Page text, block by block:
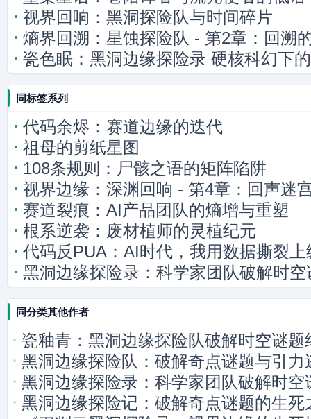
视界回响：黑洞探险队与时间碎片
熵界回溯：星蚀探险队 - 第2章：回溯
瓷色眠：黑洞边缘探险录 硬核科幻下
同标签系列
代码余烬：赛道边缘的迭代
祖母的剪纸星图
108条规则：尸骸之语的矩阵陷阱
视界边缘：深渊回响 - 第4章：回声迷
赛道裂痕：AI产品团队的熵增与重塑
根系逆袭：废材植师的灵植纪元
代码反PUA：AI时代，我用数据撕裂上
有3招！
黑洞边缘探险录：科学家团队破解时空
同分类其他作者
瓷釉青：黑洞边缘探险队破解时空谜题
黑洞边缘探险队：破解奇点谜题与引力
黑洞边缘探险录：科学家团队破解时空
黑洞边缘探险记：破解奇点谜题的生死